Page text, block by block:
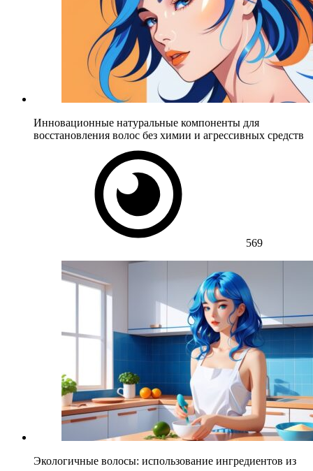
Инновационные натуральные компоненты для
восстановления волос без химии и агрессивных средств
569
Экологичные волосы: использование ингредиентов из